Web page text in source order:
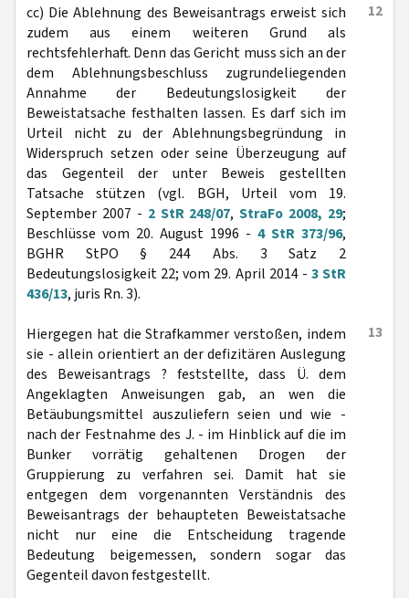
12
cc) Die Ablehnung des Beweisantrags erweist sich
zudem aus einem weiteren Grund als
rechtsfehlerhaft. Denn das Gericht muss sich an der
dem Ablehnungsbeschluss zugrundeliegenden
Annahme der Bedeutungslosigkeit der
Beweistatsache festhalten lassen. Es darf sich im
Urteil nicht zu der Ablehnungsbegründung in
Widerspruch setzen oder seine Überzeugung auf
das Gegenteil der unter Beweis gestellten
Tatsache stützen (vgl. BGH, Urteil vom 19.
September 2007 - 2 StR 248/07,StraFo 2008, 29;
Beschlüsse vom 20. August 1996 - 4 StR 373/96,
BGHR StPO § 244 Abs. 3 Satz 2
Bedeutungslosigkeit 22; vom 29. April 2014 - 3 StR
436/13, juris Rn. 3).
13
Hiergegen hat die Strafkammer verstoßen, indem
sie - allein orientiert an der defizitären Auslegung
des Beweisantrags ? feststellte, dass Ü. dem
Angeklagten Anweisungen gab, an wen die
Betäubungsmittel auszuliefern seien und wie -
nach der Festnahme des J. - im Hinblick auf die im
Bunker vorrätig gehaltenen Drogen der
Gruppierung zu verfahren sei. Damit hat sie
entgegen dem vorgenannten Verständnis des
Beweisantrags der behaupteten Beweistatsache
nicht nur eine die Entscheidung tragende
Bedeutung beigemessen, sondern sogar das
Gegenteil davon festgestellt.